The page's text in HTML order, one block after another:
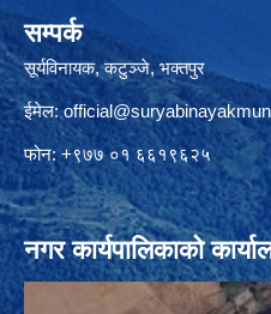
सम्पर्क
सूर्यविनायक, कटुञ्जे, भक्तपुर
ईमेल:
फोन: +९७७ ०१ ६६१९६२५
नगर कार्यपालिकाको